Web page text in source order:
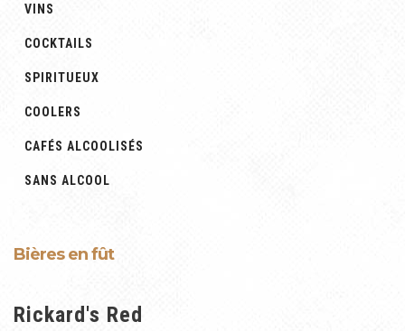
VINS
COCKTAILS
SPIRITUEUX
COOLERS
CAFÉS ALCOOLISÉS
SANS ALCOOL
Bières en fût
Rickard's Red